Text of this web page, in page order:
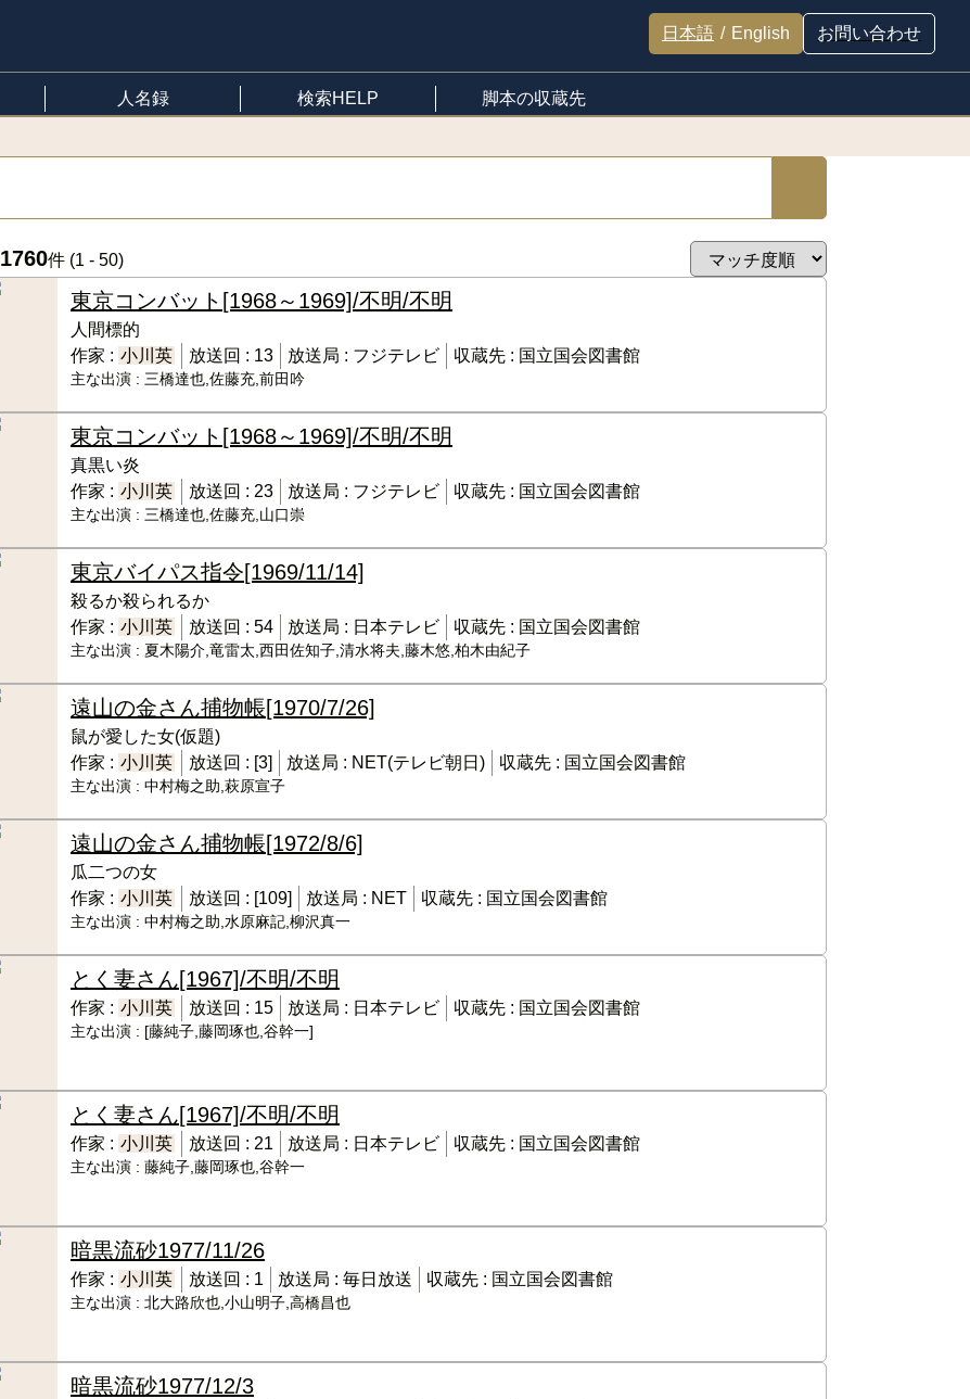
日本語 / English お問い合わせ
人名録 検索HELP 脚本の収蔵先
1760件 (1 - 50)
東京コンバット [1968～1969]/不明/不明
人間標的
作家 : 小川英 放送回 : 13 放送局 : フジテレビ 収蔵先 : 国立国会図書館
主な出演 : 三橋達也,佐藤充,前田吟
東京コンバット [1968～1969]/不明/不明
真黒い炎
作家 : 小川英 放送回 : 23 放送局 : フジテレビ 収蔵先 : 国立国会図書館
主な出演 : 三橋達也,佐藤充,山口崇
東京バイパス指令[1969/11/14]
殺るか殺られるか
作家 : 小川英 放送回 : 54 放送局 : 日本テレビ 収蔵先 : 国立国会図書館
主な出演 : 夏木陽介,竜雷太,西田佐知子,清水将夫,藤木悠,柏木由紀子
遠山の金さん捕物帳[1970/7/26]
鼠が愛した女(仮題)
作家 : 小川英 放送回 : [3] 放送局 : NET(テレビ朝日) 収蔵先 : 国立国会図書館
主な出演 : 中村梅之助,萩原宣子
遠山の金さん捕物帳[1972/8/6]
瓜二つの女
作家 : 小川英 放送回 : [109] 放送局 : NET 収蔵先 : 国立国会図書館
主な出演 : 中村梅之助,水原麻記,柳沢真一
とく妻さん[1967]/不明/不明
作家 : 小川英 放送回 : 15 放送局 : 日本テレビ 収蔵先 : 国立国会図書館
主な出演 : [藤純子,藤岡琢也,谷幹一]
とく妻さん[1967]/不明/不明
作家 : 小川英 放送回 : 21 放送局 : 日本テレビ 収蔵先 : 国立国会図書館
主な出演 : 藤純子,藤岡琢也,谷幹一
暗黒流砂1977/11/26
作家 : 小川英 放送回 : 1 放送局 : 毎日放送 収蔵先 : 国立国会図書館
主な出演 : 北大路欣也,小山明子,高橋昌也
暗黒流砂1977/12/3